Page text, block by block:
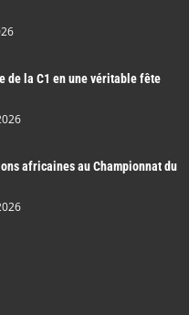
de la C1 en une véritable fête
africaines au Championnat du